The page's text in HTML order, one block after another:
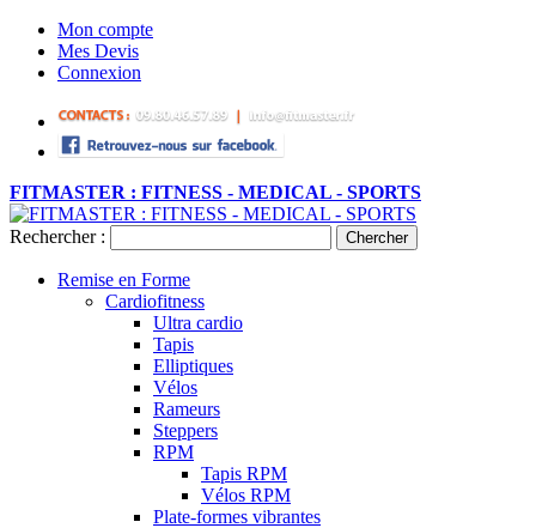
Mon compte
Mes Devis
Connexion
FITMASTER : FITNESS - MEDICAL - SPORTS
Rechercher : Chercher
Remise en Forme
Cardiofitness
Ultra cardio
Tapis
Elliptiques
Vélos
Rameurs
Steppers
RPM
Tapis RPM
Vélos RPM
Plate-formes vibrantes